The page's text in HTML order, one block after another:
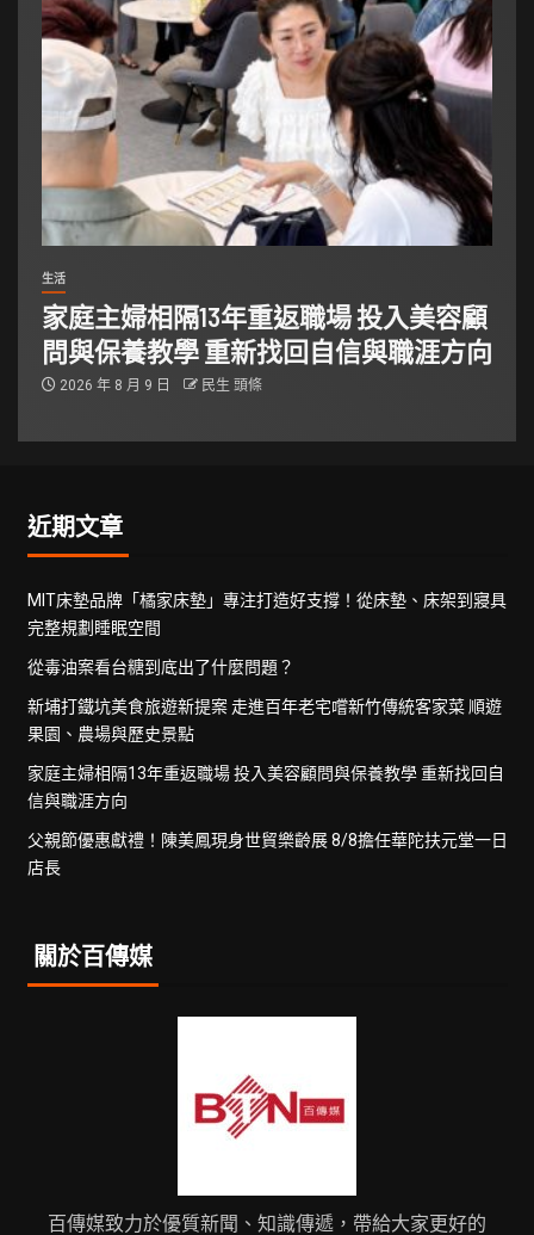
生活
家庭主婦相隔13年重返職場 投入美容顧
問與保養教學 重新找回自信與職涯方向
2026 年 8 月 9 日 民生 頭條
近期文章
MIT床墊品牌「橘家床墊」專注打造好支撐！從床墊、床架到寢具
完整規劃睡眠空間
從毒油案看台糖到底出了什麼問題？
新埔打鐵坑美食旅遊新提案 走進百年老宅嚐新竹傳統客家菜 順遊
果園、農場與歷史景點
家庭主婦相隔13年重返職場 投入美容顧問與保養教學 重新找回自
信與職涯方向
父親節優惠獻禮！陳美鳳現身世貿樂齡展 8/8擔任華陀扶元堂一日
店長
關於百傳媒
百傳媒致力於優質新聞、知識傳遞，帶給大家更好的